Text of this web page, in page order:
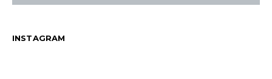
INSTAGRAM